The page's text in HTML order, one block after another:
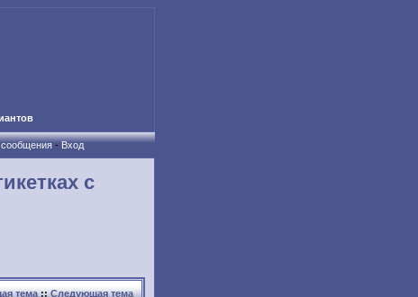
сообщения-Вход
с
тема::Следующая тема